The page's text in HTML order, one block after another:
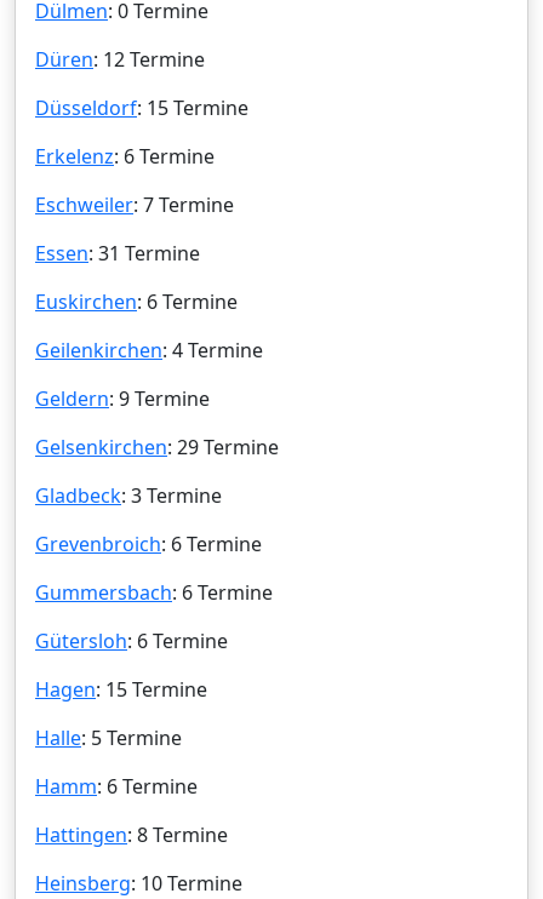
Dülmen: 0 Termine
Düren: 12 Termine
Düsseldorf: 15 Termine
Erkelenz: 6 Termine
Eschweiler: 7 Termine
Essen: 31 Termine
Euskirchen: 6 Termine
Geilenkirchen: 4 Termine
Geldern: 9 Termine
Gelsenkirchen: 29 Termine
Gladbeck: 3 Termine
Grevenbroich: 6 Termine
Gummersbach: 6 Termine
Gütersloh: 6 Termine
Hagen: 15 Termine
Halle: 5 Termine
Hamm: 6 Termine
Hattingen: 8 Termine
Heinsberg: 10 Termine